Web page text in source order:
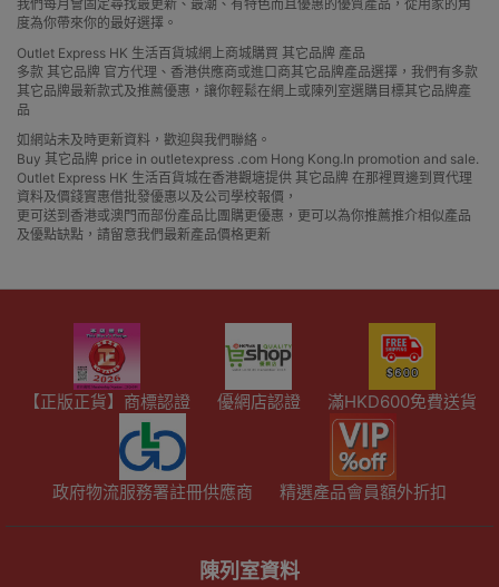
我們每月會固定尋找最更新、最潮、有特色而且優惠的優質產品，從用家的角
度為你帶來你的最好選擇。
Outlet Express HK 生活百貨城網上商城購買 其它品牌 產品
多款 其它品牌 官方代理、香港供應商或進口商其它品牌產品選擇，我們有多款
其它品牌最新款式及推薦優惠，讓你輕鬆在網上或陳列室選購目標其它品牌產
品
如網站未及時更新資料，歡迎與我們聯絡。
Buy 其它品牌 price in outletexpress .com Hong Kong.In promotion and sale.
Outlet Express HK 生活百貨城在香港觀塘提供 其它品牌 在那裡買邊到買代理
資料及價錢實惠借批發優惠以及公司學校報價，
更可送到香港或澳門而部份產品比團購更優惠，更可以為你推薦推介相似產品
及優點缺點，請留意我們最新產品價格更新
【正版正貨】商標認證 優網店認證 滿HKD600免費送貨
政府物流服務署註冊供應商 精選產品會員額外折扣
陳列室資料